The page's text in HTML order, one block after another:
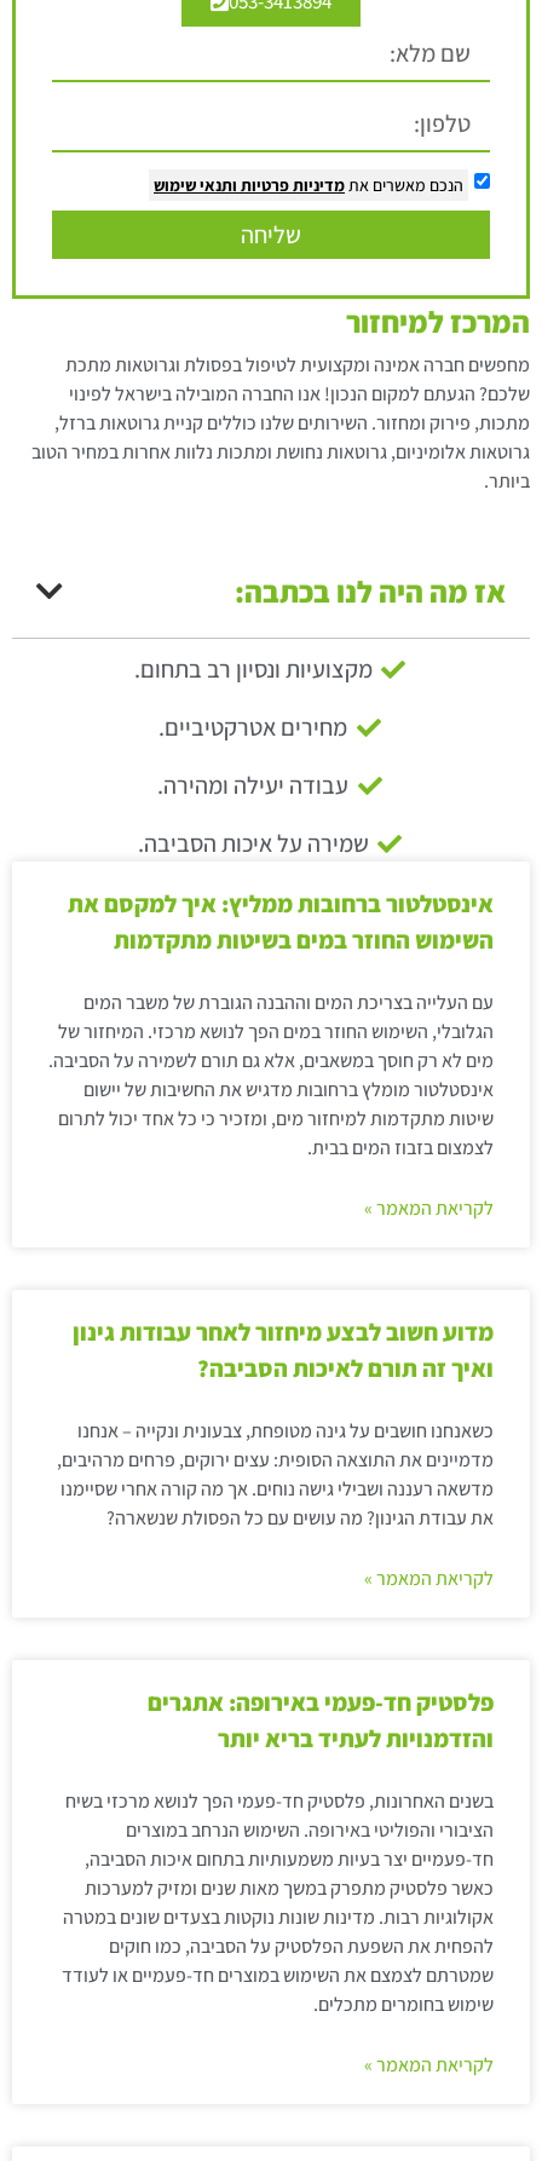
הנכם מאשרים אתמדיניות פרטיות ותנאי שימוש
שליחה
המרכז למיחזור
מחפשים חברה אמינה ומקצועית לטיפול בפסולת וגרוטאות מתכת
שלכם? הגעתם למקום הנכון! אנו החברה המובילה בישראל לפינוי
מתכות, פירוק ומחזור. השירותים שלנו כוללים קניית גרוטאות ברזל,
גרוטאות אלומיניום, גרוטאות נחושת ומתכות נלוות אחרות במחיר הטוב
ביותר.
אז מה היה לנו בכתבה:
מקצועיות ונסיון רב בתחום.
מחירים אטרקטיביים.
עבודה יעילה ומהירה.
שמירה על איכות הסביבה.
אינסטלטור ברחובות ממליץ: איך למקסם את
השימוש החוזר במים בשיטות מתקדמות
עם העלייה בצריכת המים וההבנה הגוברת של משבר המים
הגלובלי, השימוש החוזר במים הפך לנושא מרכזי. המיחזור של
מים לא רק חוסך במשאבים, אלא גם תורם לשמירה על הסביבה.
אינסטלטור מומלץ ברחובות מדגיש את החשיבות של יישום
שיטות מתקדמות למיחזור מים, ומזכיר כי כל אחד יכול לתרום
לצמצום בזבוז המים בבית.
לקריאת המאמר »
מדוע חשוב לבצע מיחזור לאחר עבודות גינון
ואיך זה תורם לאיכות הסביבה?
כשאנחנו חושבים על גינה מטופחת, צבעונית ונקייה – אנחנו
מדמיינים את התוצאה הסופית: עצים ירוקים, פרחים מרהיבים,
מדשאה רעננה ושבילי גישה נוחים. אך מה קורה אחרי שסיימנו
את עבודת הגינון? מה עושים עם כל הפסולת שנשארה?
לקריאת המאמר »
פלסטיק חד-פעמי באירופה: אתגרים
והזדמנויות לעתיד בריא יותר
בשנים האחרונות, פלסטיק חד-פעמי הפך לנושא מרכזי בשיח
הציבורי והפוליטי באירופה. השימוש הנרחב במוצרים
חד-פעמיים יצר בעיות משמעותיות בתחום איכות הסביבה,
כאשר פלסטיק מתפרק במשך מאות שנים ומזיק למערכות
אקולוגיות רבות. מדינות שונות נוקטות בצעדים שונים במטרה
להפחית את השפעת הפלסטיק על הסביבה, כמו חוקים
שמטרתם לצמצם את השימוש במוצרים חד-פעמיים או לעודד
שימוש בחומרים מתכלים.
לקריאת המאמר »